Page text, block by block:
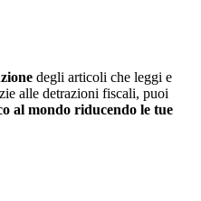
degli articoli che leggi e
alle detrazioni fiscali, puoi
al mondo riducendo le tue